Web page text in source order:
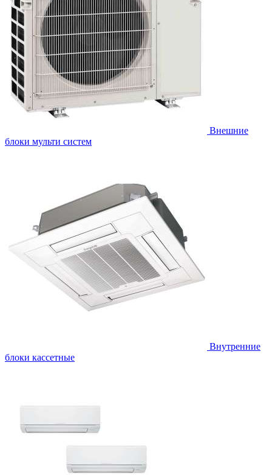
Внешние
блоки мульти систем
Внутренние
блоки кассетные